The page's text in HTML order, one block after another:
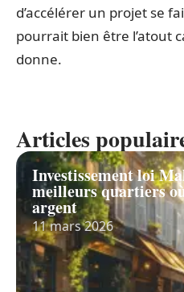
d’accélérer un projet se
pourrait bien être l’atout
donne.
Articles
Investissement loi
meilleurs quartiers
argent
11 mars 2026